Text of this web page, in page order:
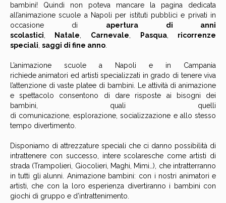
bambini! Quindi non poteva mancare la pagina dedicata
all’animazione scuole a Napoli per istituti pubblici e privati in
occasione di apertura di anni
scolastici, Natale, Carnevale, Pasqua, ricorrenze
speciali, saggi di fine anno.
L’animazione scuole a Napoli e in Campania
richiede animatori ed artisti specializzati in grado di tenere viva
l’attenzione di vaste platee di bambini. Le attività di animazione
e spettacolo consentono di dare risposte ai bisogni dei
bambini, quali quelli
di comunicazione, esplorazione, socializzazione e allo stesso
tempo divertimento.
Disponiamo di attrezzature speciali che ci danno possibilità di
intrattenere con successo, intere scolaresche come artisti di
strada (Trampolieri, Giocolieri, Maghi, Mimi…), che intratterranno
in tutti gli alunni. Animazione bambini: con i nostri animatori e
artisti, che con la loro esperienza divertiranno i bambini con
giochi di gruppo e d’intrattenimento.